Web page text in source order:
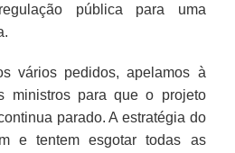
pública para uma
vários pedidos, apelamos à
ministros para que o projeto
parado. A estratégia do
e tentem esgotar todas as